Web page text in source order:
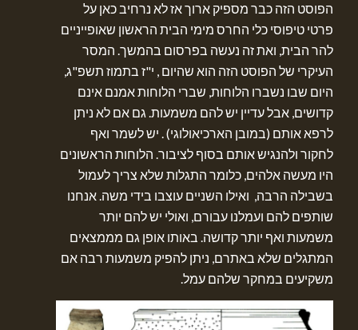
הפוסט הזה כבר מספיק ארוך אז לא נרחיב כאן על
פרטי טיפוסי כלי החרס מימי הבית הראשון שאופייניים
להר הבית, ואת זה נעשה בפרסום בהמשך. המסר
העיקרי של הפוסט הזה הוא שהיום , י"ז בתמוז תשפ"ג,
היום שבו נשברו הלוחות, שברי הלוחות אמנם אינם
קדושים, אבל עדיין יש להם משמעות. גם אם לא ניתן
לרפא אותם (במובן הארכיאולוגי) . יש לשמר ואף
לחקור ולהנגיש אותם בסוף לציבור. הלוחות הראשונים
היו מעשה אלהים, כלומר התגלות שלא צריך לעמול
בשבילה הרבה, ואילו השניים עוצבו בידי משה. אנחנו
שותפים להם ועמלנו עבורם, ואולי יש להם יותר
משמעות ואף יותר קדושה. באותו אופן גם מממצאים
המתגלים שלא באתרם, ניתן להפיק משמעות רבה אם
משקיעים במחקר שלהם עמל.